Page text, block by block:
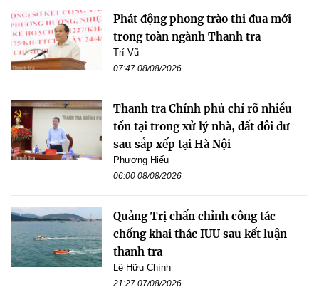
Phát động phong trào thi đua mới
trong toàn ngành Thanh tra
Trí Vũ
07:47 08/08/2026
Thanh tra Chính phủ chỉ rõ nhiều
tồn tại trong xử lý nhà, đất dôi dư
sau sắp xếp tại Hà Nội
Phương Hiếu
06:00 08/08/2026
Quảng Trị chấn chỉnh công tác
chống khai thác IUU sau kết luận
thanh tra
Lê Hữu Chính
21:27 07/08/2026